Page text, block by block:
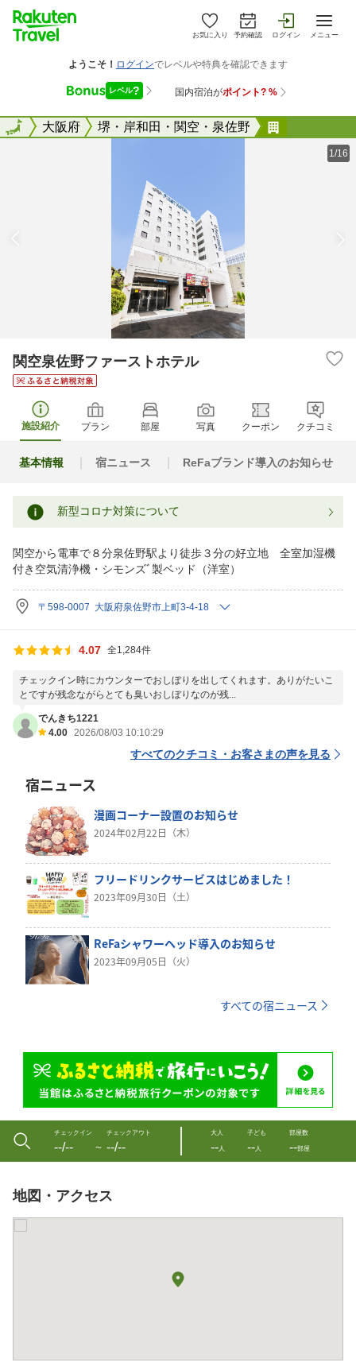
お気に入り 予約確認 ログイン メニュー
全国大阪府 堺・岸和田・関空・泉佐野
全国
1/16
関空泉佐野ファーストホテル
施設紹介 プラン 部屋 写真 クーポン クチコミ
基本情報 宿ニュース ReFaブランド導入のお知らせ
新型コロナ対策について
関空から電車で８分泉佐野駅より徒歩３分の好立地 全室加湿機
付き空気清浄機・シモンズﾞ製ベッド（洋室）
〒598-0007 大阪府泉佐野市上町3-4-18
4.07 全1,284件
チェックイン時にカウンターでおしぼりを出してくれます。ありがたいこ
とですが残念ながらとても臭いおしぼりなのが残...
でんきち1221
4.00 2026/08/03 10:10:29
すべてのクチコミ・お客さまの声を見る
宿ニュース
漫画コーナー設置のお知らせ
2024年02月22日（木）
フリードリンクサービスはじめました！
2023年09月30日（土）
ReFaシャワーヘッド導入のお知らせ
2023年09月05日（火）
すべての宿ニュース
チェックイン
--/-- 〜
チェックアウト
--/--
大人
--人
子ども
--人
部屋数
--部屋
地図・アクセス